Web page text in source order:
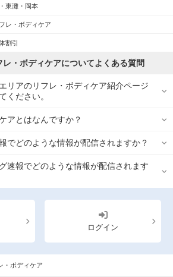
東灘・岡本
レ・ボディケア
割引
・ボディケアについてよくある質問
リアのリフレ・ボディケア紹介ページ
ください。
アとはなんですか？
でどのような情報が配信されますか？
速報でどのような情報が配信されます
ログイン
・ボディケア